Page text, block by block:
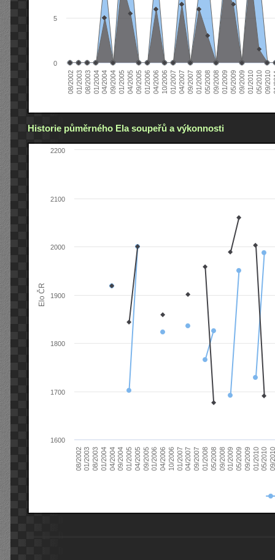
08/200201/200308/200301/200404/200409/200401/200504/200509/200501/200604/200610/200601/200704/200709/200701/200805/200809/200801/200905/200909/200901/201005/201009/2010
0
5
Historie půměrného Ela soupeřů a výkonnosti
Elo ČR
08/200201/200308/200301/200404/200409/200401/200504/200509/200501/200604/200610/200601/200704/200709/200701/200805/200809/200801/200905/200909/200901/201005/201009/
1600
1700
1800
1900
2000
2100
2200